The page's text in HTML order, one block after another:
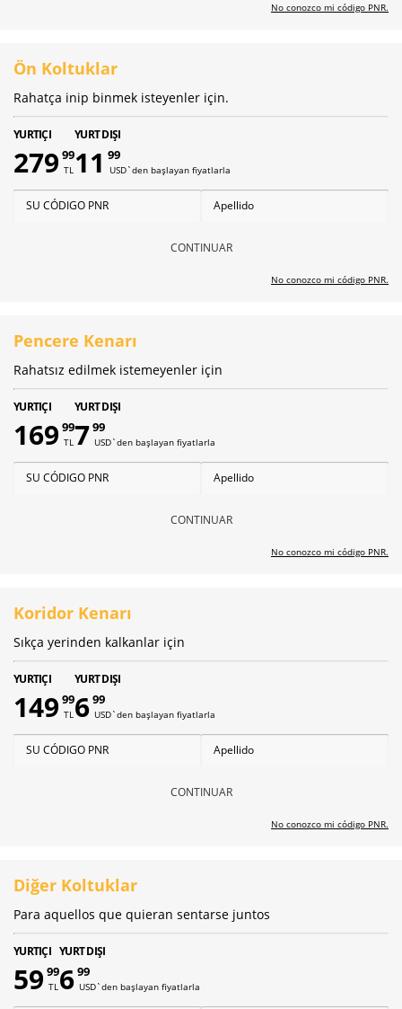
No conozco mi código PNR.
Ön Koltuklar
Rahatça inip binmek isteyenler için.
YURTIÇI
279 99
TL
YURT DIŞI
11 99
USD`den başlayan fiyatlarla
CONTINUAR
No conozco mi código PNR.
Pencere Kenarı
Rahatsız edilmek istemeyenler için
YURTIÇI
169 99
TL
YURT DIŞI
799
USD`den başlayan fiyatlarla
CONTINUAR
No conozco mi código PNR.
Koridor Kenarı
Sıkça yerinden kalkanlar için
YURTIÇI
149 99
TL
YURT DIŞI
699
USD`den başlayan fiyatlarla
CONTINUAR
No conozco mi código PNR.
Diğer Koltuklar
Para aquellos que quieran sentarse juntos
YURTIÇI
59 99
TL
YURT DIŞI
699
USD`den başlayan fiyatlarla